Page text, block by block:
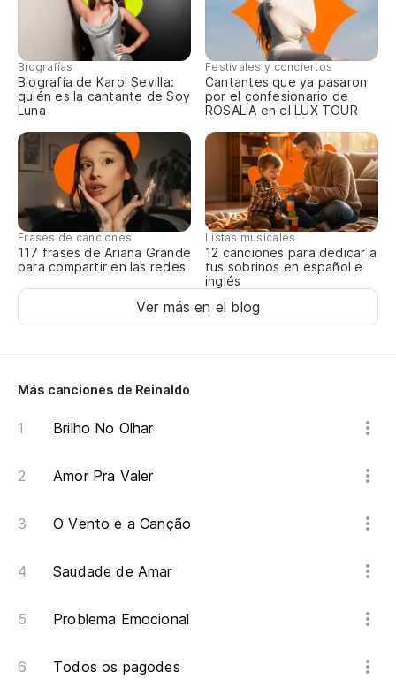
Biografías
Biografía de Karol Sevilla:
quién es la cantante de Soy
Luna
Festivales y conciertos
Cantantes que ya pasaron
por el confesionario de
ROSALÍA en el LUX TOUR
Frases de canciones
117 frases de Ariana Grande
para compartir en las redes
Listas musicales
12 canciones para dedicar a
tus sobrinos en español e
inglés
Ver más en el blog
Más canciones de Reinaldo
Brilho No Olhar
Amor Pra Valer
O Vento e a Canção
Saudade de Amar
Problema Emocional
Todos os pagodes